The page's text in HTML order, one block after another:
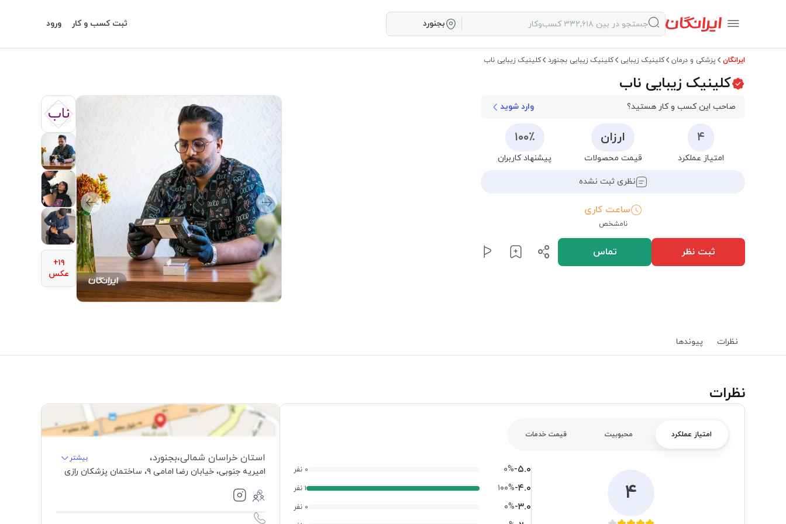
بجنورد ثبت کسب و کار ورود
ایرانگان پزشکی و درمان کلینیک زیبایی کلینیک زیبایی بجنورد کلینیک زیبایی ناب
کلینیک زیبایی ناب
صاحب این کسب و کار هستید؟ وارد شوید
۴
امتیاز عملکرد
ارزان
قیمت محصولات
۱۰۰٪
پیشنهاد کاربران
نظری ثبت نشده
ساعت کاری
نامشخص
ثبت نظر تماس
ناب
۱۹+
عکس
نظرات پیوند‌ها
‌نظرات
امتیاز عملکرد محبوبیت قیمت خدمات
۴
۵.۰-۰% ۰ نفر
۴.۰-۱۰۰% ۱ نفر
۳.۰-۰% ۰ نفر
استان خراسان شمالی،بجنورد، بیشتر
امیریه جنوبی، خیابان رضا امامی ۹، ساختمان پزشکان رازی